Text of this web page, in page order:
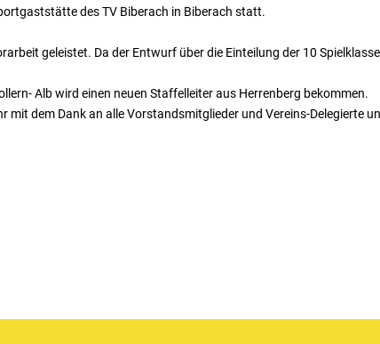
des TV Biberach in Biberach statt.
geleistet. Da der Entwurf über die Einteilung der 10
Alb wird einen neuen Staffelleiter aus Herrenberg bekommen.
dem Dank an alle Vorstandsmitglieder und Vereins-Delegierte